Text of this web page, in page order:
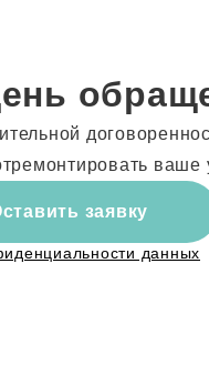
ваше
заявку
данных